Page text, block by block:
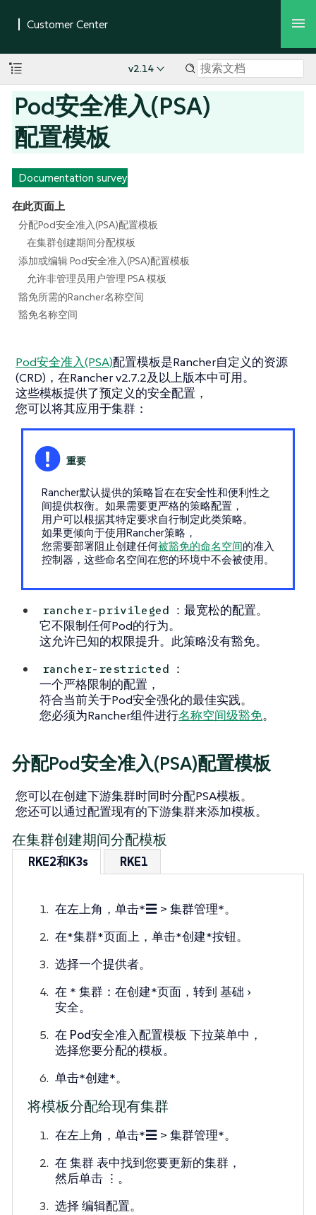
v2.14
Pod安全准入(PSA)
配置模板
Documentation survey
在此页面上
分配Pod安全准入(PSA)配置模板
在集群创建期间分配模板
添加或编辑 Pod安全准入(PSA)配置模板
允许非管理员用户管理 PSA 模板
豁免所需的Rancher名称空间
豁免名称空间
Pod安全准入(PSA)配置模板是Rancher自定义的资源
(CRD)，在Rancher v2.7.2及以上版本中可用。
这些模板提供了预定义的安全配置，
您可以将其应用于集群：
Rancher默认提供的策略旨在在安全性和便利性之
间提供权衡。如果需要更严格的策略配置，
用户可以根据其特定要求自行制定此类策略。
如果更倾向于使用Rancher策略，
您需要部署阻止创建任何被豁免的命名空间的准入
控制器，这些命名空间在您的环境中不会被使用。
rancher-privileged ：最宽松的配置。
它不限制任何Pod的行为。
这允许已知的权限提升。此策略没有豁免。
rancher-restricted ：
一个严格限制的配置，
符合当前关于Pod安全强化的最佳实践。
您必须为Rancher组件进行名称空间级豁免。
分配Pod安全准入(PSA)配置模板
您可以在创建下游集群时同时分配PSA模板。
您还可以通过配置现有的下游集群来添加模板。
在集群创建期间分配模板
RKE2和K3s RKE1
在左上角，单击*☰ > 集群管理*。
在*集群*页面上，单击*创建*按钮。
选择一个提供者。
在 * 集群：在创建*页面，转到基础
安全。
在 Pod安全准入配置模板 下拉菜单中，
选择您要分配的模板。
单击*创建*。
将模板分配给现有集群
在左上角，单击*☰ > 集群管理*。
在集群表中找到您要更新的集群，
然后单击 ⋮ 。
选择编辑配置。